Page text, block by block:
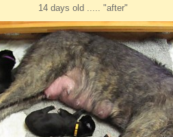
14 days old ..... "after"